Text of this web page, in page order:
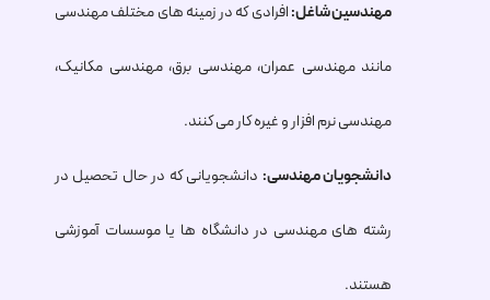
مهندسین شاغل:افرادی که در زمینه های مختلف مهندسی
مانند مهندسی عمران، مهندسی برق، مهندسی مکانیک،
مهندسی نرم افزار و غیره کار می کنند.
دانشجویان مهندسی: دانشجویانی که در حال تحصیل در
رشته های مهندسی در دانشگاه ها یا موسسات آموزشی
هستند.